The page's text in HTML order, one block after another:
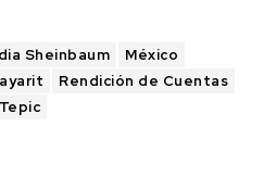
Sheinbaum
México
Rendición de Cuentas
Tepic